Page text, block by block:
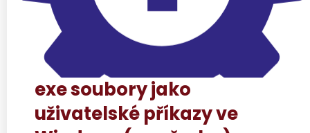
exe soubory jako
uživatelské příkazy ve